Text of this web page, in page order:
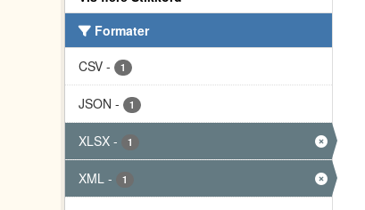
Formater
CSV - 1
JSON - 1
XLSX - 1
XML - 1